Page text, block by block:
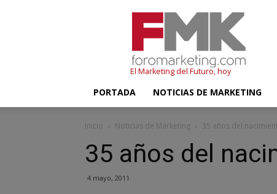
El Marketing del Futuro, hoy
PORTADA NOTICIAS DE MARKETING
Inicio Noticias de Marketing 35 años del
35 años del
4 mayo, 2011